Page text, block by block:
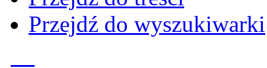
Przejdź do wyszukiwarki